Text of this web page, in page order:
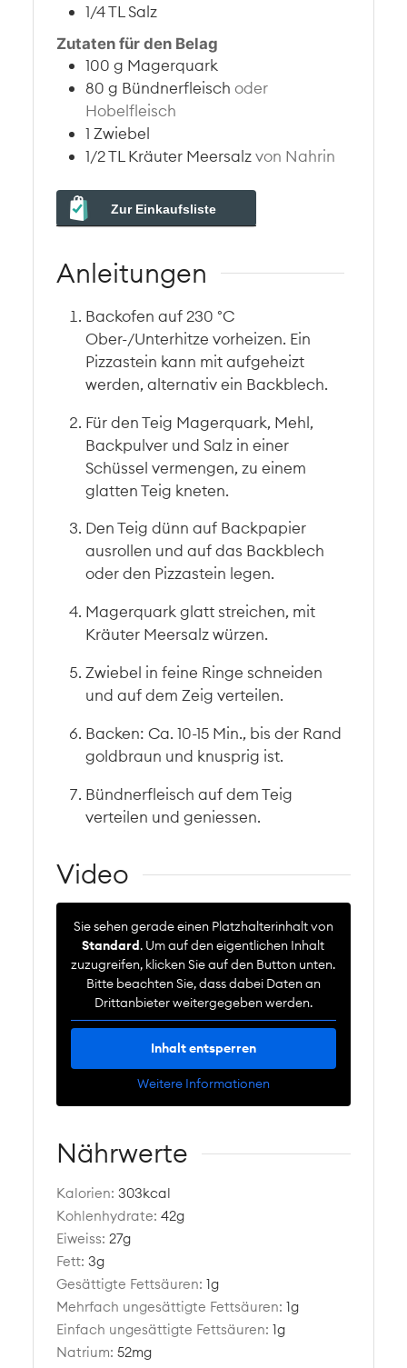
1/4TL Salz
Zutaten für den Belag
100 g Magerquark
80 g Bündnerfleisch oder
Hobelfleisch
1 Zwiebel
1/2TL Kräuter Meersalzvon Nahrin
Zur Einkaufsliste
Anleitungen
Backofen auf 230 °C
Ober-/Unterhitze vorheizen. Ein
Pizzastein kann mit aufgeheizt
werden, alternativ ein Backblech.
Für den Teig Magerquark, Mehl,
Backpulver und Salz in einer
Schüssel vermengen, zu einem
glatten Teig kneten.
Den Teig dünn auf Backpapier
ausrollen und auf das Backblech
oder den Pizzastein legen.
Magerquark glatt streichen, mit
Kräuter Meersalz würzen.
Zwiebel in feine Ringe schneiden
und auf dem Zeig verteilen.
Backen: Ca. 10-15 Min., bis der Rand
goldbraun und knusprig ist.
Bündnerfleisch auf dem Teig
verteilen und geniessen.
Video
Sie sehen gerade einen Platzhalterinhalt von
Standard . Um auf den eigentlichen Inhalt
zuzugreifen, klicken Sie auf den Button unten.
Bitte beachten Sie, dass dabei Daten an
Drittanbieter weitergegeben werden.
Inhalt entsperren
Weitere Informationen
Nährwerte
Kalorien:303kcal
Kohlenhydrate:42g
Eiweiss:27g
Fett:3g
Gesättigte Fettsäuren:1g
Mehrfach ungesättigte Fettsäuren:1g
Einfach ungesättigte Fettsäuren:1g
Natrium:52mg